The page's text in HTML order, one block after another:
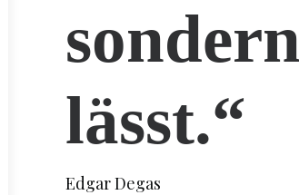
lässt.“
Edgar Degas